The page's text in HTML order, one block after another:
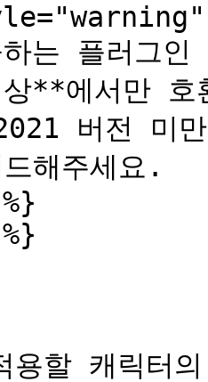
하는 플러
**에서만
버전 미만
해주세요.
할 캐릭터